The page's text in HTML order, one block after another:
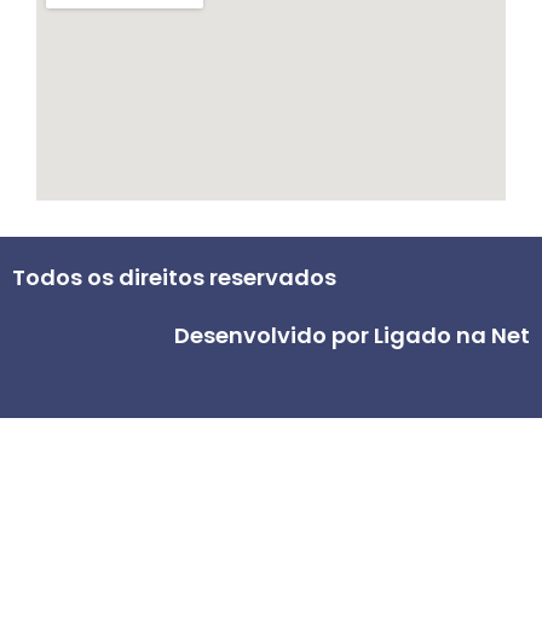
Todos os direitos reservados
Desenvolvido por Ligado na Net